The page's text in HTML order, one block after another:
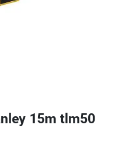
15m tlm50